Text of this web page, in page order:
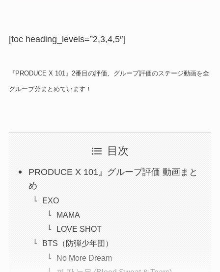
[toc heading_levels=”2,3,4,5″]
『PRODUCE X 101』2番目の評価、グループ評価のステージ動画を全
グループ分まとめています！
目次
PRODUCE X 101』グループ評価 動画まと
め
EXO
MAMA
LOVE SHOT
BTS（防弾少年団）
No More Dream